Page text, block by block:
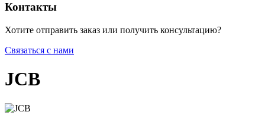
Контакты
Хотите отправить заказ или получить консультацию?
Связаться с нами
JCB